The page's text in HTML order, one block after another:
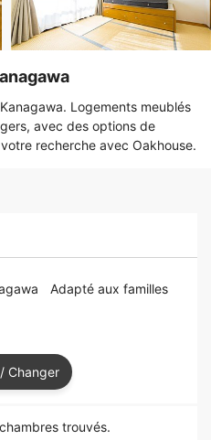
Logements meublés
avec des options de
recherche avec Oakhouse.
Adapté aux familles
Changer
chambres trouvés.